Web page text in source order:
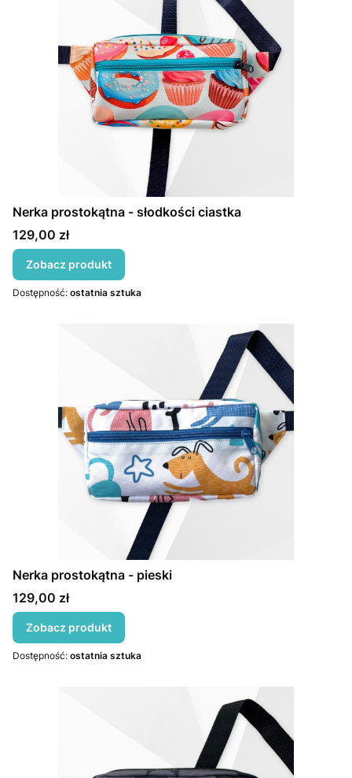
Nerka prostokątna - słodkości ciastka
Cena
129,00 zł
Zobacz produkt
Dostępność: ostatnia sztuka
Nerka prostokątna - pieski
Cena
129,00 zł
Zobacz produkt
Dostępność: ostatnia sztuka